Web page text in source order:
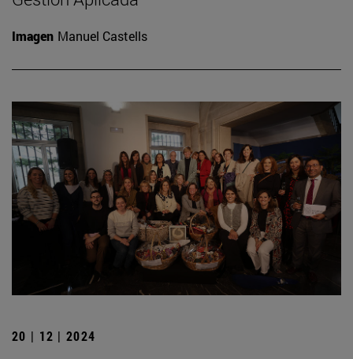
Imagen Manuel Castells
20 | 12 | 2024